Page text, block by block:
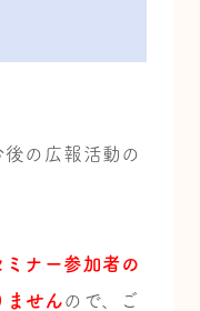
の広報活動の
ミナー参加者の
ませんので、
ご